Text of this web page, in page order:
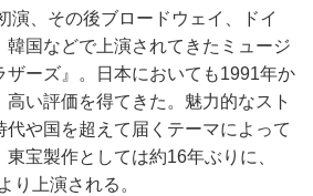
演、その後ブロードウェイ、ドイ
韓国などで上演されてきたミュージ
ザーズ』。日本においても1991年か
高い評価を得てきた。魅力的なスト
代や国を超えて届くテーマによって
宝製作としては約16年ぶりに、
り上演される。